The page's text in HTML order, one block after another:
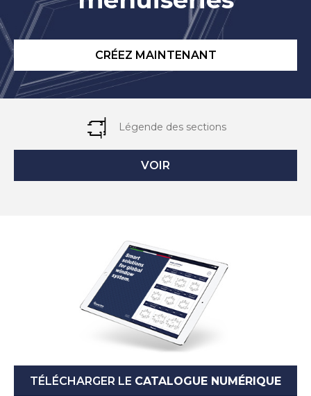
CRÉEZ MAINTENANT
Légende des sections
VOIR
TÉLÉCHARGER LE CATALOGUE NUMÉRIQUE